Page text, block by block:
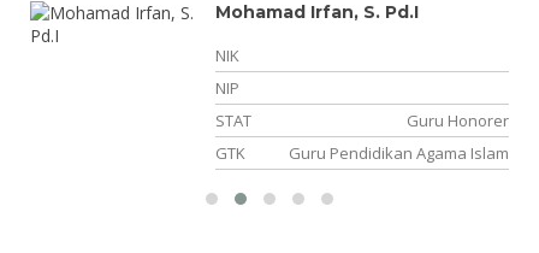
Mohamad Irfan, S. Pd.I
NIK
NIP
STAT
Guru Honorer
GTK
Guru Pendidikan Agama Islam